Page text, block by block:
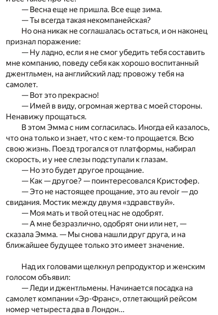
— Весна еще не пришла. Все еще зима.
— Ты всегда такая некомпанейская?
Но она никак не соглашалась остаться, и он наконец
признал поражение:
— Ну ладно, если я не смог убедить тебя составить
мне компанию, поведу себя как хорошо воспитанный
джентльмен, на английский лад: провожу тебя на
самолет.
— Вот это прекрасно!
— Имей в виду, огромная жертва с моей стороны.
Ненавижу прощаться.
В этом Эмма с ним согласилась. Иногда ей казалось,
что она только и знает, что с кем-то прощается. Всю
свою жизнь. Поезд трогался от платформы, набирал
скорость, и у нее слезы подступали к глазам.
— Но это будет другое прощание.
— Как — другое? — поинтересовался Кристофер.
— Это не настоящее прощание, это au revoir — до
свидания. Мостик между двумя «здравствуй».
— Моя мать и твой отец нас не одобрят.
— А мне безразлично, одобрят они или нет, —
сказала Эмма. — Мы снова нашли друг друга, и на
ближайшее будущее только это имеет значение.
Над их головами щелкнул репродуктор и женским
голосом объявил:
— Леди и джентльмены. Начинается посадка на
самолет компании «Эр-Франс», отлетающий рейсом
номер четыреста два в Лондон...